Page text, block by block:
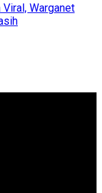
Warganet